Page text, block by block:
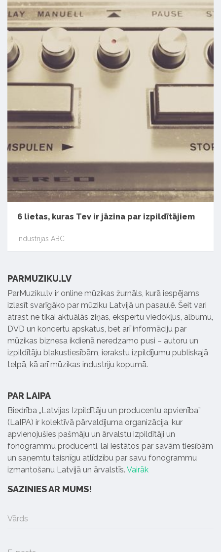
6 lietas, kuras Tev ir jāzina par izpildītājiem
Industrijas ABC
PARMUZIKU.LV
ParMuziku.lv ir online mūzikas žurnāls, kurā iespējams
izlasīt svarīgāko par mūziku Latvijā un pasaulē. Šeit vari
atrast ne tikai aktuālās ziņas, ekspertu viedokļus, albumu,
DVD un koncertu apskatus, bet arī informāciju par
mūzikas biznesa ikdienā neredzamo pusi – autoru un
izpildītāju blakustiesībām, ierakstu izpildījumu publiskajā
telpā, kā arī mūzikas industriju kopumā.
PAR LAIPA
Biedrība „Latvijas Izpildītāju un producentu apvienība”
(LaIPA) ir kolektīvā pārvaldījuma organizācija, kur
apvienojušies pašmāju un ārvalstu izpildītāji un
fonogrammu producenti, lai iestātos par savām tiesībām
un saņemtu taisnīgu atlīdzību par savu fonogrammu
izmantošanu Latvijā un ārvalstīs. Vairāk
SAZINIES AR MUMS!
Vārds